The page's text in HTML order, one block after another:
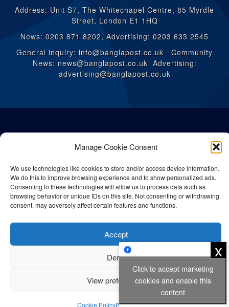
Manage Cookie Consent
We use technologies like cookies to store and/or access device information.
We do this to improve browsing experience and to show personalized ads.
Consenting to these technologies will allow us to process data such as
browsing behavior or unique IDs on this site. Not consenting or withdrawing
consent, may adversely affect certain features and functions.
Accept
Deny
View preferences
Cookie PolicyPrivacy Policy
Address: Unit S7, The Whitechapel Centre, 85 Myrdle
Street, London E1 1HQ
News: 0203 871 8202, Advertising: 0203 633 2545
General inquiry: info@banglapost.co.uk Community
News: news@banglapost.co.uk Advertising:
advertising@banglapost.co.uk
© All rights reserved Bangla Post2026| Any unauthorised use or
reproduction of our content is strictly prohibited.
Privacy Policy Cookie Policy
x
Click to accept marketing
cookies and enable this
content